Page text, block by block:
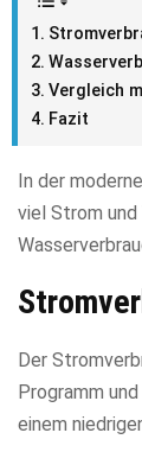
Vergleich
Fazit
In der
viel Strom und
Der
Programm
einem